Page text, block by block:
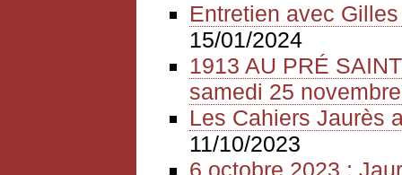
Entretien avec
15/01/2024
1913 AU PRÉ
samedi 25
Les Cahiers Jaurès
11/10/2023
6 octobre 2023 :